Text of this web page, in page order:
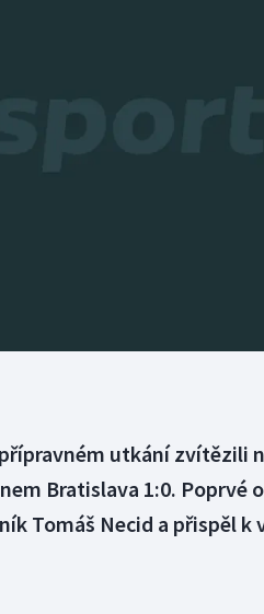
utkání zvítězili
Bratislava 1:0. Poprvé
Tomáš Necid a přispěl k